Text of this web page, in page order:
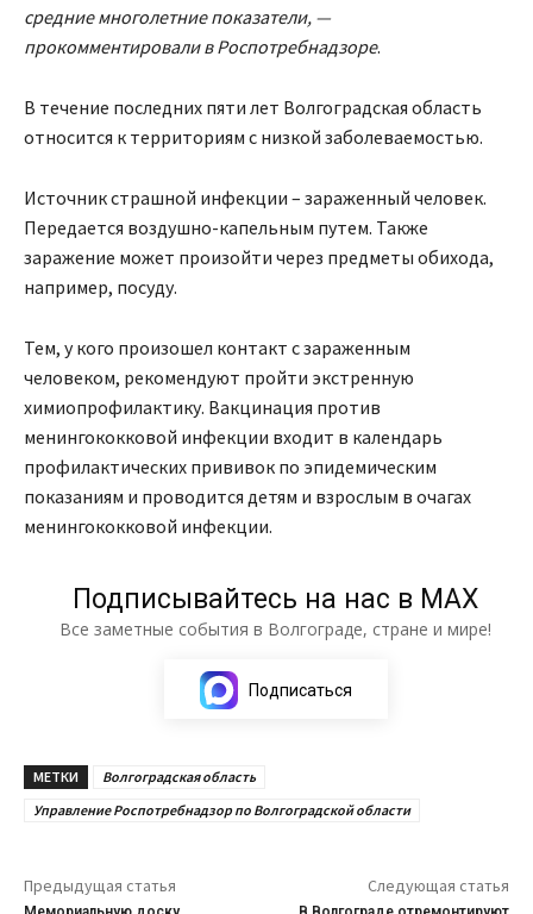
средние многолетние показатели, —
прокомментировали в Роспотребнадзоре.
В течение последних пяти лет Волгоградская область
относится к территориям с низкой заболеваемостью.
Источник страшной инфекции – зараженный человек.
Передается воздушно-капельным путем. Также
заражение может произойти через предметы обихода,
например, посуду.
Тем, у кого произошел контакт с зараженным
человеком, рекомендуют пройти экстренную
химиопрофилактику. Вакцинация против
менингококковой инфекции входит в календарь
профилактических прививок по эпидемическим
показаниям и проводится детям и взрослым в очагах
менингококковой инфекции.
Подписывайтесь на нас в МАХ
Все заметные события в Волгограде, стране и мире!
Подписаться
МЕТКИ
Волгоградская область
Управление Роспотребнадзор по Волгоградской области
Предыдущая статья Следующая статья